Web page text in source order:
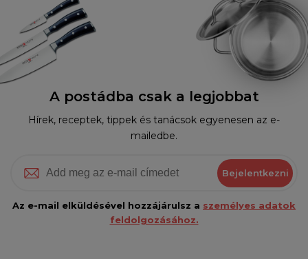
A postádba csak a legjobbat
Hírek, receptek, tippek és tanácsok egyenesen az e-
mailedbe.
Bejelentkezni
Az e-mail elküldésével hozzájárulsz a személyes adatok
feldolgozásához.